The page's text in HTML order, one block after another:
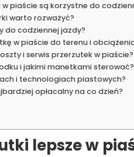
piaście są korzystne do
warto rozważyć?
do codziennej jazdy?
w piaście do terenu i
i serwis przerzutek w piaście?
i jakimi manetkami sterować?
i technologiach piastowych?
opłacalny na co dzień?
lepsze w